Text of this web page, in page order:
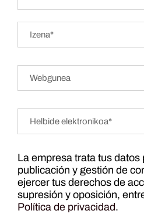
La empresa trata tus datos
publicación y gestión de
ejercer tus derechos de
supresión y oposición,
Política de privacidad.